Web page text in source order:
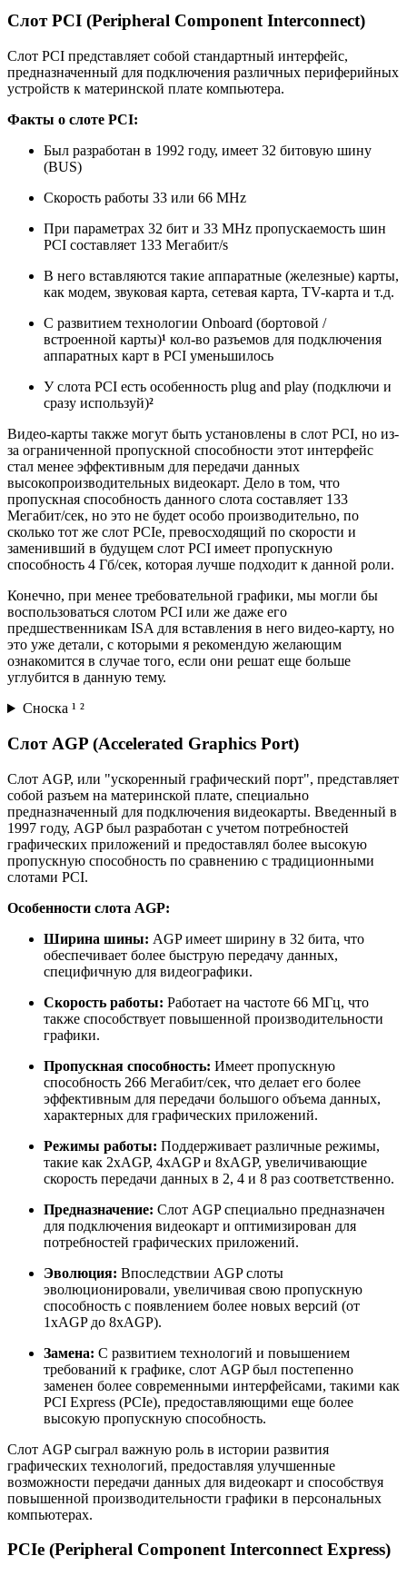
Слот PCI (Peripheral Component Interconnect)
Слот PCI представляет собой стандартный интерфейс,
предназначенный для подключения различных периферийных
устройств к материнской плате компьютера.
Факты о слоте PCI:
Был разработан в 1992 году, имеет 32 битовую шину
(BUS)
Скорость работы 33 или 66 MHz
При параметрах 32 бит и 33 MHz пропускаемость шин
PCI составляет 133 Мегабит/s
В него вставляются такие аппаратные (железные) карты,
как модем, звуковая карта, сетевая карта, TV-карта и т.д.
С развитием технологии Onboard (бортовой /
встроенной карты)¹ кол-во разъемов для подключения
аппаратных карт в PCI уменьшилось
У слота PCI есть особенность plug and play (подключи и
сразу используй)²
Видео-карты также могут быть установлены в слот PCI, но из-
за ограниченной пропускной способности этот интерфейс
стал менее эффективным для передачи данных
высокопроизводительных видеокарт. Дело в том, что
пропускная способность данного слота составляет 133
Мегабит/сек, но это не будет особо производительно, по
сколько тот же слот PCIe, превосходящий по скорости и
заменивший в будущем слот PCI имеет пропускную
способность 4 Гб/сек, которая лучше подходит к данной роли.
Конечно, при менее требовательной графики, мы могли бы
воспользоваться слотом PCI или же даже его
предшественникам ISA для вставления в него видео-карту, но
это уже детали, с которыми я рекомендую желающим
ознакомится в случае того, если они решат еще больше
углубится в данную тему.
Сноска ¹ ²
Слот AGP (Accelerated Graphics Port)
Слот AGP, или "ускоренный графический порт", представляет
собой разъем на материнской плате, специально
предназначенный для подключения видеокарты. Введенный в
1997 году, AGP был разработан с учетом потребностей
графических приложений и предоставлял более высокую
пропускную способность по сравнению с традиционными
слотами PCI.
Особенности слота AGP:
Ширина шины: AGP имеет ширину в 32 бита, что
обеспечивает более быструю передачу данных,
специфичную для видеографики.
Скорость работы: Работает на частоте 66 МГц, что
также способствует повышенной производительности
графики.
Пропускная способность: Имеет пропускную
способность 266 Мегабит/сек, что делает его более
эффективным для передачи большого объема данных,
характерных для графических приложений.
Режимы работы: Поддерживает различные режимы,
такие как 2xAGP, 4xAGP и 8xAGP, увеличивающие
скорость передачи данных в 2, 4 и 8 раз соответственно.
Предназначение: Слот AGP специально предназначен
для подключения видеокарт и оптимизирован для
потребностей графических приложений.
Эволюция: Впоследствии AGP слоты
эволюционировали, увеличивая свою пропускную
способность с появлением более новых версий (от
1xAGP до 8xAGP).
Замена: С развитием технологий и повышением
требований к графике, слот AGP был постепенно
заменен более современными интерфейсами, такими как
PCI Express (PCIe), предоставляющими еще более
высокую пропускную способность.
Слот AGP сыграл важную роль в истории развития
графических технологий, предоставляя улучшенные
возможности передачи данных для видеокарт и способствуя
повышенной производительности графики в персональных
компьютерах.
PCIe (Peripheral Component Interconnect Express)